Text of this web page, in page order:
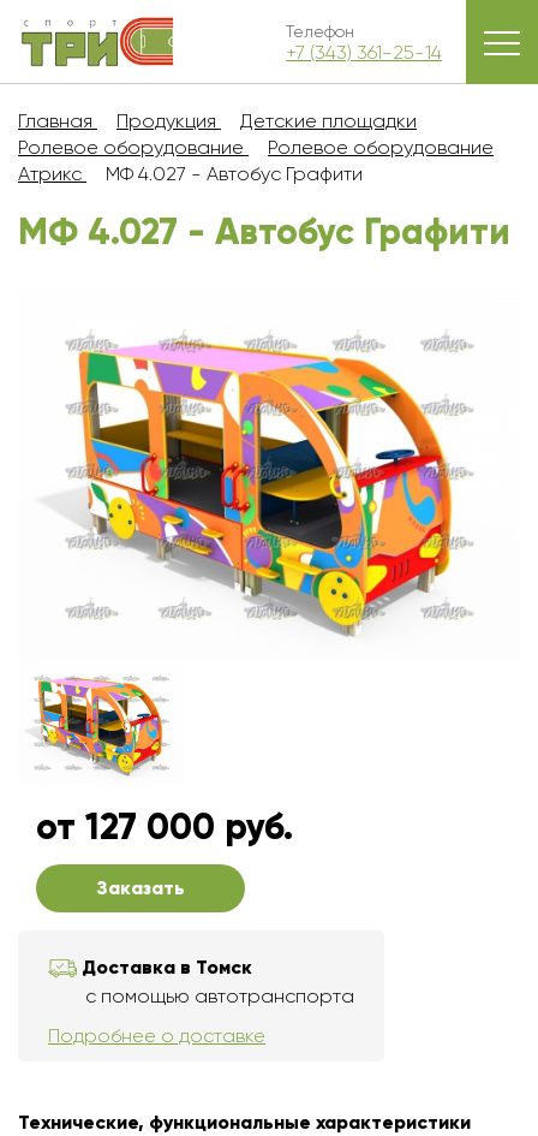
Телефон
+7 (343) 361-25-14
Главная Продукция
Детские площадки
Ролевое оборудование
Ролевое оборудование
Атрикс
МФ 4.027 - Автобус Графити
МФ 4.027 - Автобус Графити
от 127 000 руб.
Заказать
Доставка в Томск
с помощью автотранспорта
Подробнее о доставке
Технические, функциональные характеристики